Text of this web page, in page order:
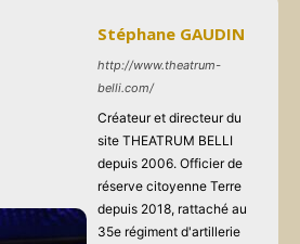
Stéphane GAUDIN
http://www.theatrum-
belli.com/
Créateur et directeur du
site THEATRUM BELLI
depuis 2006. Officier de
réserve citoyenne Terre
depuis 2018, rattaché au
35e régiment d'artillerie